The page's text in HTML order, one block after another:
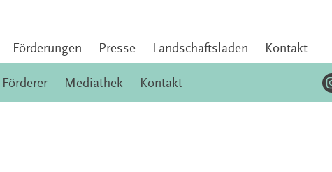
Förderungen Presse Landschaftsladen Kontakt
Förderer Mediathek Kontakt